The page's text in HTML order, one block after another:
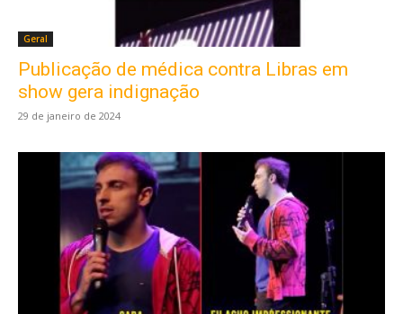
Geral
Publicação de médica contra Libras em
show gera indignação
29 de janeiro de 2024